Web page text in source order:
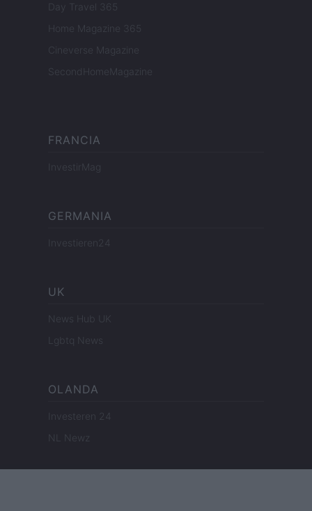
Day Travel 365
Home Magazine 365
Cineverse Magazine
SecondHomeMagazine
FRANCIA
InvestirMag
GERMANIA
Investieren24
UK
News Hub UK
Lgbtq News
OLANDA
Investeren 24
NL Newz